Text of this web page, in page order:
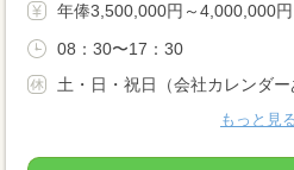
年俸3,500,000円～4,000,000円
08：30〜17：30
土・日・祝日（会社カレンダー
もっと見